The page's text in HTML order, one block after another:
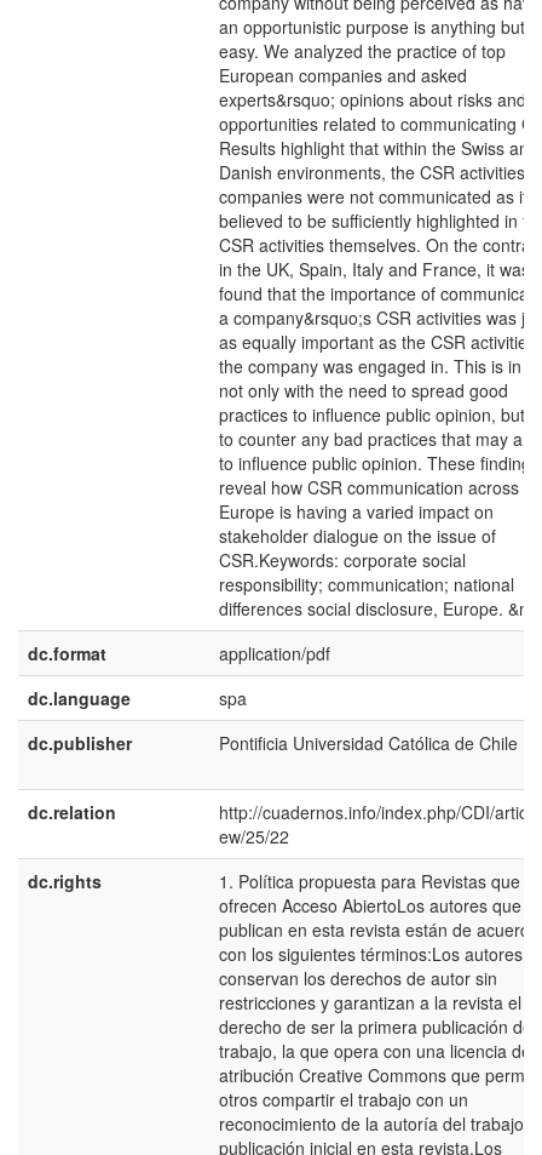
an opportunistic purpose is anything but
easy. We analyzed the practice of top
European companies and asked
experts&rsquo; opinions about risks and
opportunities related to communicating
Results highlight that within the Swiss and
Danish environments, the CSR activities
companies were not communicated as it
believed to be sufficiently highlighted in
CSR activities themselves. On the
in the UK, Spain, Italy and France, it was
found that the importance of
a company&rsquo;s CSR activities was
as equally important as the CSR activities
the company was engaged in. This is in
not only with the need to spread good
practices to influence public opinion, but
to counter any bad practices that may
to influence public opinion. These findings
reveal how CSR communication across
Europe is having a varied impact on
stakeholder dialogue on the issue of
CSR.Keywords: corporate social
responsibility; communication; national
differences social disclosure, Europe.
dc.format
application/pdf
dc.language
spa
dc.publisher
Pontificia Universidad Católica de Chile
dc.relation
http://cuadernos.info/index.php/CDI/
ew/25/22
dc.rights
1. Política propuesta para Revistas que
ofrecen Acceso AbiertoLos autores que
publican en esta revista están de acuerdo
con los siguientes términos:Los autores
conservan los derechos de autor sin
restricciones y garantizan a la revista el
derecho de ser la primera publicación del
trabajo, la que opera con una licencia de
atribución Creative Commons que
otros compartir el trabajo con un
reconocimiento de la autoría del trabajo y
publicación inicial en esta revista.Los